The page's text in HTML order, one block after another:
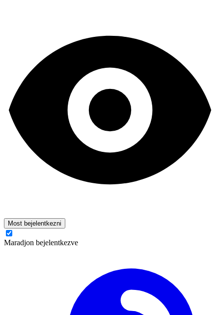
Most bejelentkezni
Maradjon bejelentkezve